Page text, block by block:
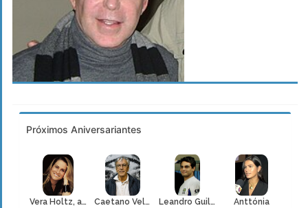
Próximos Aniversariantes
Vera Holtz, atriz Caetano Veloso Leandro Guilheiro Anttónia